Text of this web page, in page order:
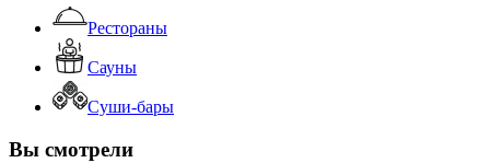
Рестораны
Сауны
Суши-бары
Вы смотрели